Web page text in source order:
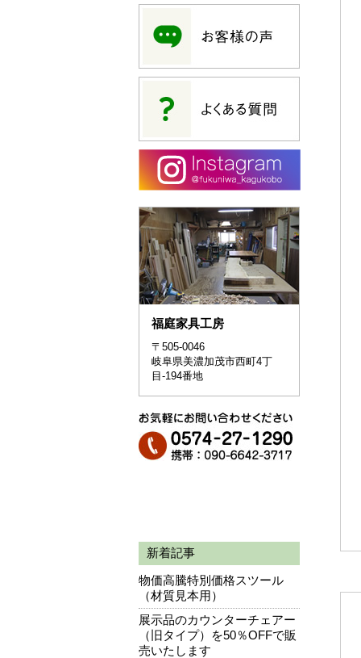
福庭家具工房
〒505-0046
岐阜県美濃加茂市西町4丁
目-194番地
新着記事
物価高騰特別価格スツール
（材質見本用）
展示品のカウンターチェアー
（旧タイプ）を50％OFFで販
売いたします